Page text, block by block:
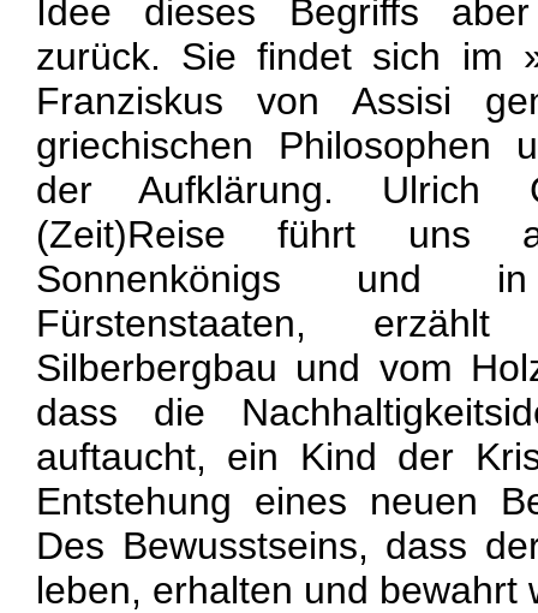
Idee dieses Begriffs
zurück. Sie findet sich im
Franziskus von Assisi
griechischen Philosophen
der Aufklärung. Ulrich
(Zeit)Reise führt
Sonnenkönigs und
Fürstenstaaten,
Silberbergbau und vom
dass die
auftaucht, ein Kind der
Entstehung eines neuen
Des Bewusstseins, dass
leben, erhalten und bewahrt